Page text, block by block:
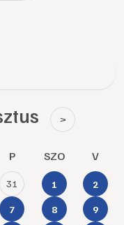
>
P SZO V
31 1 2
7 8 9